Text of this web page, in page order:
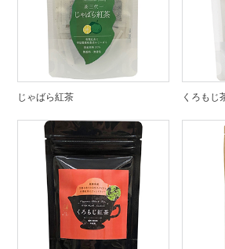
じゃばら紅茶 くろもじ